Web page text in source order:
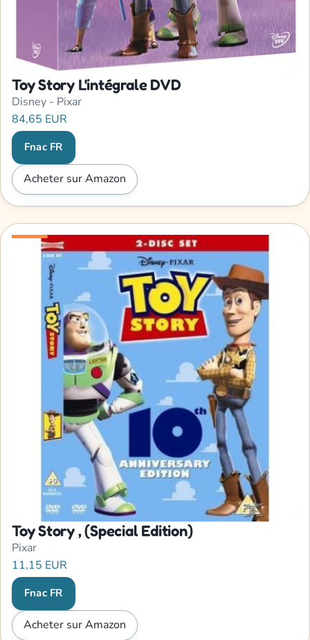
Toy Story L'intégrale DVD
Disney - Pixar
84,65 EUR
Fnac FR
Acheter sur Amazon
Toy Story , (Special Edition)
Pixar
11,15 EUR
Fnac FR
Acheter sur Amazon